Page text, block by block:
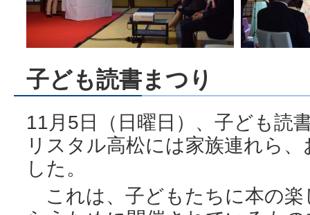
子ども読書まつり
11月5日（日曜日）、子ども読
リスタル高松には家族連れら
した。
これは、子どもたちに本の楽